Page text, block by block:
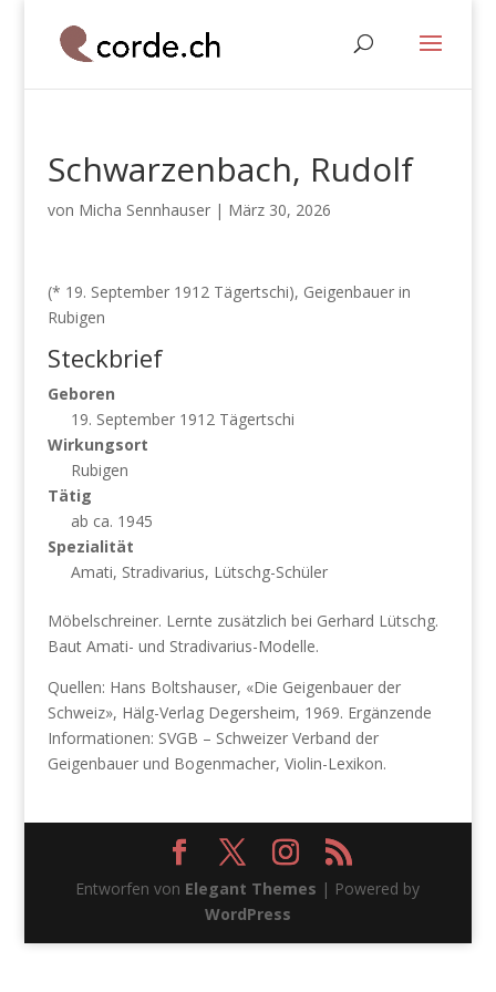
Schwarzenbach, Rudolf
von Micha Sennhauser| März 30, 2026
(* 19. September 1912 Tägertschi), Geigenbauer in
Rubigen
Steckbrief
Geboren
19. September 1912 Tägertschi
Wirkungsort
Rubigen
Tätig
ab ca. 1945
Spezialität
Amati, Stradivarius, Lütschg-Schüler
Möbelschreiner. Lernte zusätzlich bei Gerhard Lütschg.
Baut Amati- und Stradivarius-Modelle.
Quellen: Hans Boltshauser, «Die Geigenbauer der
Schweiz», Hälg-Verlag Degersheim, 1969. Ergänzende
Informationen: SVGB – Schweizer Verband der
Geigenbauer und Bogenmacher, Violin-Lexikon.
Entworfen von Elegant Themes | Powered by
WordPress